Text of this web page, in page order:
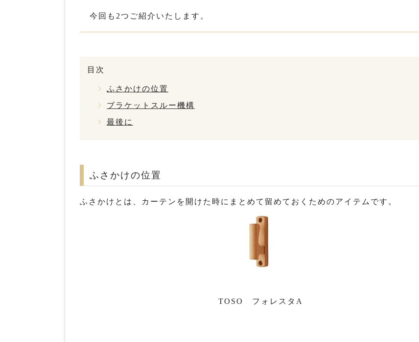
今回も2つご紹介いたします。
目次
ふさかけの位置
ブラケットスルー機構
最後に
ふさかけの位置
ふさかけとは、カーテンを開けた時にまとめて留めておくためのアイテムです。
TOSO フォレスタA